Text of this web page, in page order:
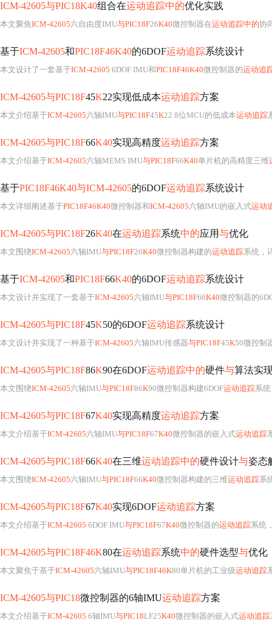
ICM-42605与PIC18K40组合在运动追踪中的优化实践
本文聚焦ICM-42605六自由度IMU与PIC18F26K40微控制器在运动追踪中的协同优化
基于ICM-42605和PIC18F46K40的6DOF运动追踪系统设计
本文设计了一套基于ICM-42605 6DOF IMU和PIC18F46K40微控制器的运动追
ICM-42605与PIC18F45K22实现低成本运动追踪方案
本文介绍基于ICM-42605六轴IMU与PIC18F45K22 8位MCU的低成本运动追踪
ICM-42605与PIC18F66K40实现高精度运动追踪方案
本文介绍基于ICM-42605六轴MEMS IMU与PIC18F66K40单片机的高精度三维
基于PIC18F46K40与ICM-42605的6DOF运动追踪系统设计
本文详细阐述基于PIC18F46K40微控制器和ICM-42605六轴IMU的嵌入式运动
ICM-42605与PIC18F26K40在运动追踪系统中的应用与优化
本文围绕ICM-42605六轴IMU与PIC18F26K40微控制器构建的运动追踪系统，详述硬件架
基于ICM-42605和PIC18F66K40的6DOF运动追踪系统设计
本文设计并实现了一套基于ICM-42605六轴IMU与PIC18F66K40微控制器的
ICM-42605与PIC18F45K50的6DOF运动追踪系统设计
本文设计并实现了一种基于ICM-42605六轴IMU传感器与PIC18F45K50微控制
ICM-42605与PIC18F86K90在6DOF运动追踪中的硬件与算法实
本文围绕ICM-42605六轴IMU与PIC18F86K90微控制器构建6DOF运动追踪系统，
ICM-42605与PIC18F67K40实现高精度运动追踪方案
本文介绍基于ICM-42605六轴IMU与PIC18F67K40微控制器的嵌入式运动追踪
ICM-42605与PIC18F66K40在三维运动追踪中的硬件设计与姿态
本文围绕ICM-42605六轴IMU与PIC18F66K40微控制器构建的三维运动追踪系
ICM-42605与PIC18F67K40实现6DOF运动追踪方案
本文介绍基于ICM-42605 6DOF IMU与PIC18F67K40微控制器的运动追踪系统，涵
ICM-42605与PIC18F46K80在运动追踪系统中的硬件选型与优化
本文聚焦于基于ICM-42605六轴IMU与PIC18F46K80单片机的工业级运动追踪系统
ICM-42605与PIC18微控制器的6轴IMU运动追踪方案
本文介绍基于ICM-42605 6轴IMU与PIC18LF25K40微控制器的嵌入式运动追踪